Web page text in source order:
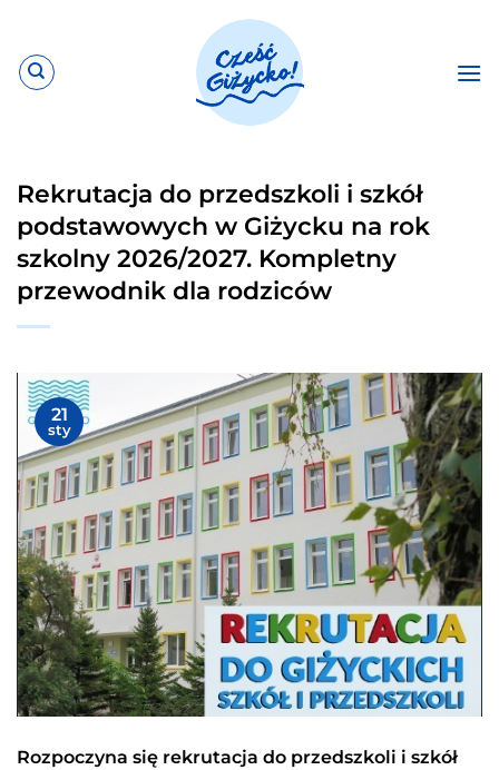
zawartości
Rekrutacja do przedszkoli i szkół
podstawowych w Giżycku na rok
szkolny 2026/2027. Kompletny
przewodnik dla rodziców
21
sty
Rozpoczyna się rekrutacja do przedszkoli i szkół